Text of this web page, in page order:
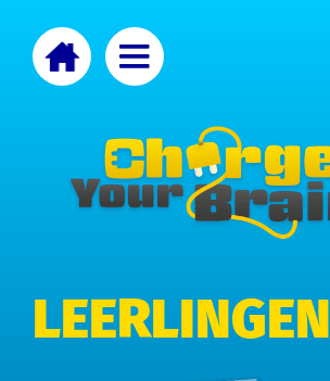
LEERLINGEN